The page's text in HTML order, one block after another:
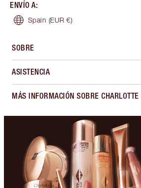
ENVÍO A:
Spain (EUR €)
SOBRE
ASISTENCIA
MÁS INFORMACIÓN SOBRE CHARLOTTE